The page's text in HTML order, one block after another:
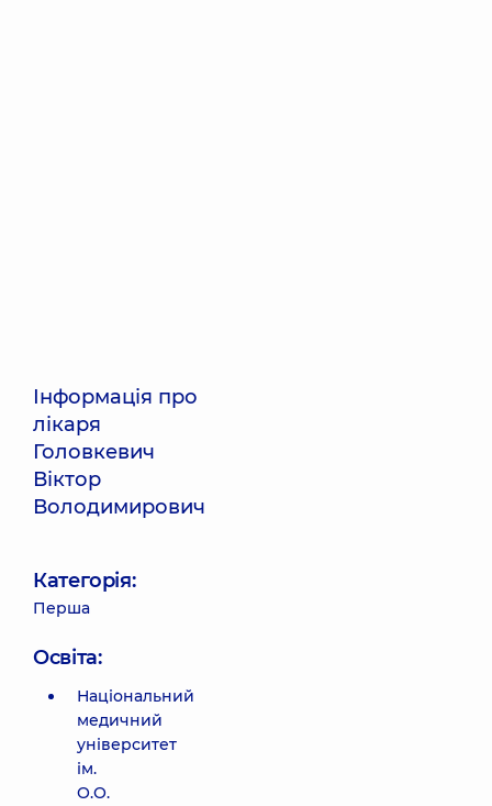
Інформація про
лікаря
Головкевич
Віктор
Володимирович
Категорія:
Перша
Освіта:
Національний
медичний
університет
ім.
О.О.